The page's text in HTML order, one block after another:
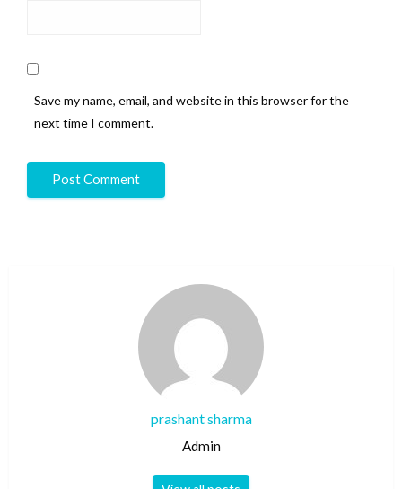
Save my name, email, and website in this browser for the
next time I comment.
prashant sharma
Admin